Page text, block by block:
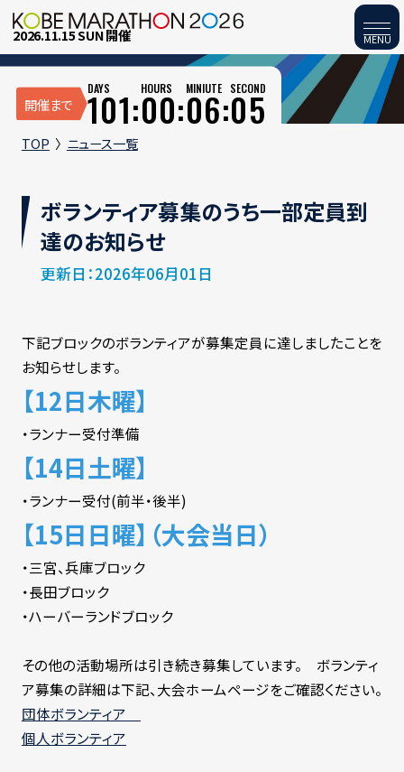
2026.11.15 SUN 開催
開催まで 101:
DAYS 00:
HOURS 06:
MINIUTE 05
SECOND
TOP ニュース一覧
ボランティア募集のうち一部定員到
達のお知らせ
更新日：2026年06月01日
下記ブロックのボランティアが募集定員に達しましたことを
お知らせします。
【12日木曜】
・ランナー受付準備
【14日土曜】
・ランナー受付(前半・後半)
【15日日曜】（大会当日）
・三宮、兵庫ブロック
・長田ブロック
・ハーバーランドブロック
その他の活動場所は引き続き募集しています。 ボランティ
ア募集の詳細は下記、大会ホームページをご確認ください。
団体ボランティア
個人ボランティア
MENU